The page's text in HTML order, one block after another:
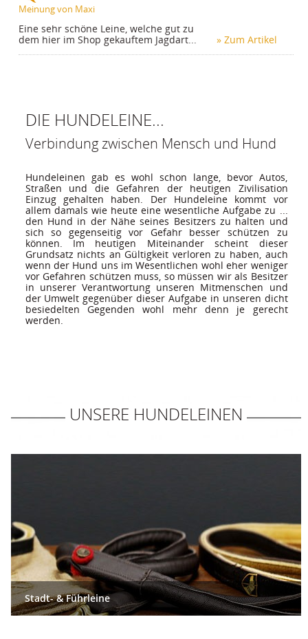
Meinung von Maxi
Eine sehr schöne Leine, welche gut zu
dem hier im Shop gekauftem Jagdart...
» Zum Artikel
UNSERE HUNDELEINEN
Stadt- & Führleine
DIE HUNDELEINE...
Verbindung zwischen Mensch und Hund
Hundeleinen gab es wohl schon lange, bevor Autos,
Straßen und die Gefahren der heutigen Zivilisation
Einzug gehalten haben. Der Hundeleine kommt vor
allem damals wie heute eine wesentliche Aufgabe zu ...
den Hund in der Nähe seines Besitzers zu halten und
sich so gegenseitig vor Gefahr besser schützen zu
können. Im heutigen Miteinander scheint dieser
Grundsatz nichts an Gültigkeit verloren zu haben, auch
wenn der Hund uns im Wesentlichen wohl eher weniger
vor Gefahren schützen muss, so müssen wir als Besitzer
in unserer Verantwortung unseren Mitmenschen und
der Umwelt gegenüber dieser Aufgabe in unseren dicht
besiedelten Gegenden wohl mehr denn je gerecht
werden.